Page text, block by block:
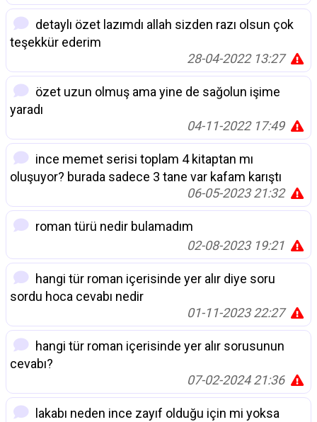
detaylı özet lazımdı allah sizden razı olsun çok
teşekkür ederim
28-04-2022 13:27
özet uzun olmuş ama yine de sağolun işime
yaradı
04-11-2022 17:49
ince memet serisi toplam 4 kitaptan mı
oluşuyor? burada sadece 3 tane var kafam karıştı
06-05-2023 21:32
roman türü nedir bulamadım
02-08-2023 19:21
hangi tür roman içerisinde yer alır diye soru
sordu hoca cevabı nedir
01-11-2023 22:27
hangi tür roman içerisinde yer alır sorusunun
cevabı?
07-02-2024 21:36
lakabı neden ince zayıf olduğu için mi yoksa